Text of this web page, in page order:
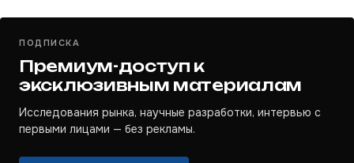
ПОДПИСКА
Премиум-доступ к
эксклюзивным материалам
Исследования рынка, научные разработки, интервью с
первыми лицами — без рекламы.